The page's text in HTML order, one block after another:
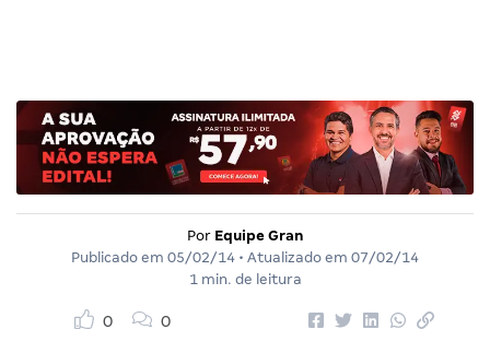
Por Equipe Gran
Publicado em 05/02/14 • Atualizado em 07/02/14
1 min. de leitura
0 0